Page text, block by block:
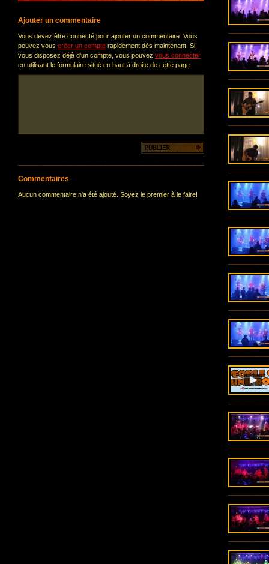
Ajouter un commentaire
Vous devez être connecté pour ajouter un commentaire. Vous
pouvez vous créer un compte rapidement dès maintenant. Si
vous disposez déjà d'un compte, vous pouvez vous connecter
en utilisant le formulaire situé en haut à droite de cette page.
Commentaires
Aucun commentaire n'a été ajouté. Soyez le premier à le faire!